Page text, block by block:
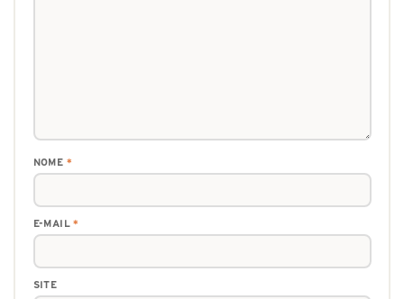
NOME *
E-MAIL*
SITE